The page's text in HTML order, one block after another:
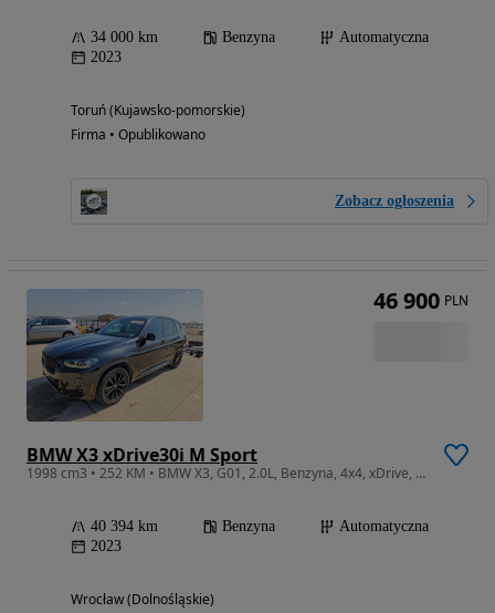
34 000 km Benzyna
Automatyczna
2023
Toruń (Kujawsko-pomorskie)
Firma • Opublikowano
Zobacz ogłoszenia
BMW X3 xDrive30i M Sport
1998 cm3 • 252 KM • BMW X3, G01, 2.0L, Benzyna, 4x4, xDrive, Import USA !
40 394 km Benzyna
Automatyczna
2023
Wrocław (Dolnośląskie)
46 900 PLN